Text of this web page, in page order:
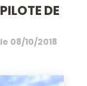
DE
08/10/2018